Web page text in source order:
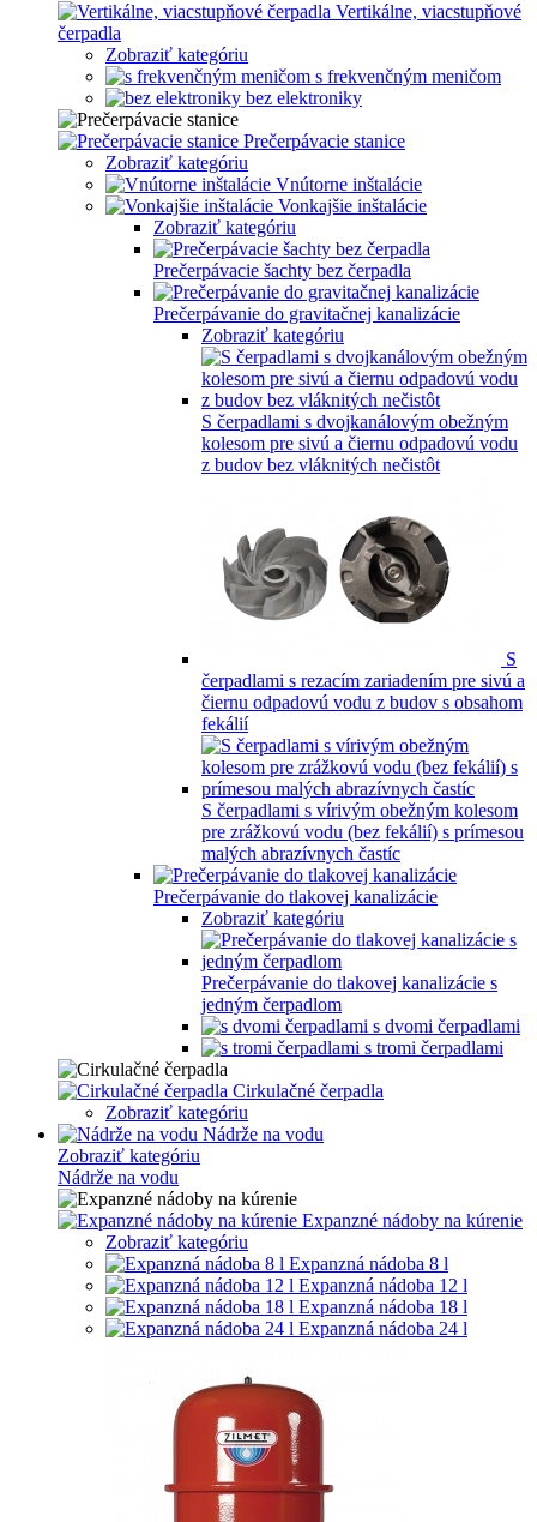
Vertikálne, viacstupňové
čerpadla
Zobraziť kategóriu
s frekvenčným meničom
bez elektroniky
Prečerpávacie stanice
Zobraziť kategóriu
Vnútorne inštalácie
Vonkajšie inštalácie
Zobraziť kategóriu
Prečerpávacie šachty bez čerpadla
Prečerpávanie do gravitačnej kanalizácie
Zobraziť kategóriu
S čerpadlami s dvojkanálovým obežným
kolesom pre sivú a čiernu odpadovú vodu
z budov bez vláknitých nečistôt
S
čerpadlami s rezacím zariadením pre sivú a
čiernu odpadovú vodu z budov s obsahom
fekálií
S čerpadlami s vírivým obežným kolesom
pre zrážkovú vodu (bez fekálií) s prímesou
malých abrazívnych častíc
Prečerpávanie do tlakovej kanalizácie
Zobraziť kategóriu
Prečerpávanie do tlakovej kanalizácie s
jedným čerpadlom
s dvomi čerpadlami
s tromi čerpadlami
Cirkulačné čerpadla
Zobraziť kategóriu
Nádrže na vodu
Zobraziť kategóriu
Nádrže na vodu
Expanzné nádoby na kúrenie
Zobraziť kategóriu
Expanzná nádoba 8 l
Expanzná nádoba 12 l
Expanzná nádoba 18 l
Expanzná nádoba 24 l